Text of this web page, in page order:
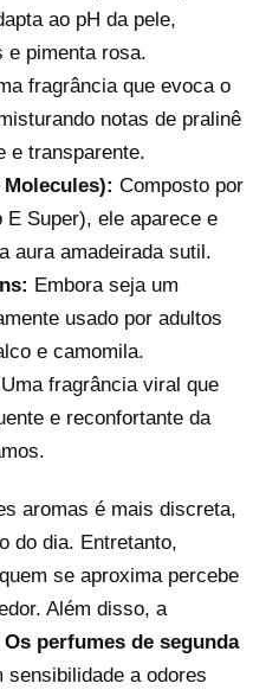
ao pH da pele,
e pimenta rosa.
fragrância que evoca o
notas de pralinê
e transparente.
Composto por
Super), ele aparece e
aura amadeirada sutil.
Embora seja um
usado por adultos
e camomila.
Uma fragrância viral que
e reconfortante da
aromas é mais discreta,
do dia. Entretanto,
se aproxima percebe
Além disso, a
Os perfumes de segunda
sensibilidade a odores